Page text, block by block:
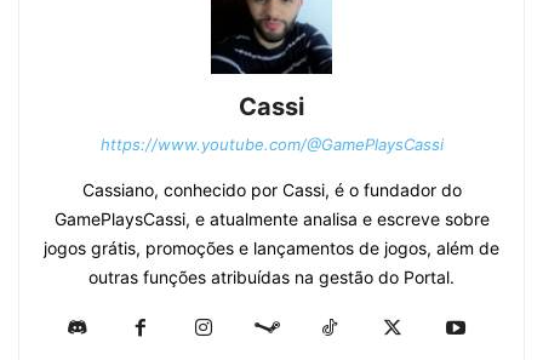
Cassi
https://www.youtube.com/@GamePlaysCassi
Cassiano, conhecido por Cassi, é o fundador do
GamePlaysCassi, e atualmente analisa e escreve sobre
jogos grátis, promoções e lançamentos de jogos, além de
outras funções atribuídas na gestão do Portal.